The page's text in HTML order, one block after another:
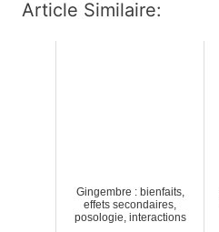
Article Similaire:
Gingembre : bienfaits,
effets secondaires,
posologie, interactions